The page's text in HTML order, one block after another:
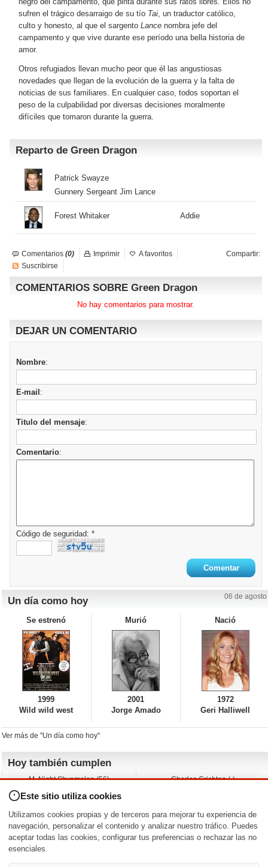
sufren el trágico desarraigo de su tío Tai, un traductor católico,
culto y honesto, al que el sargento Lance nombra jefe del
campamento y que vive durante ese período una bella historia de
amor.
Otros refugiados llevan mucho peor que él las angustiosas
novedades que llegan de la evolución de la guerra y la falta de
noticias de sus familiares. En cualquier caso, todos soportan el
peso de la culpabilidad por diversas decisiones moralmente
difíciles que tomaron durante la guerra.
Reparto de Green Dragon
Patrick Swayze
Gunnery Sergeant Jim Lance
Forest Whitaker Addie
Comentarios (0) Compartir:
Imprimir
A favoritos
Suscribirse
COMENTARIOS SOBRE Green Dragon
No hay comentarios para mostrar.
DEJAR UN COMENTARIO
Nombre:
E-mail :
Titulo del mensaje:
Comentario:
Código de seguridad: *
Un día como hoy 06 de agosto
Se estrenó
1999
Wild wild west
Murió
2001
Jorge Amado
Nació
1972
Geri Halliwell
Ver más de "Un día como hoy"
Hoy también cumplen
M. Night Shyamalan (56)
Andy Warhol (98)
Melissa George (50)
Vera Farmiga (53)
Charles Crichton (-)
Jeremy Ratchford (61)
Jason O’Mara (54)
Nacimientos y estrenos en la fecha
DD/MM /
Este sitio utiliza cookies
Utilizamos cookies propias y de terceros para mejorar tu experiencia de
navegación, personalizar el contenido y analizar nuestro tráfico. Puedes
aceptar todas las cookies, configurar tus preferencias o rechazar las no
esenciales.